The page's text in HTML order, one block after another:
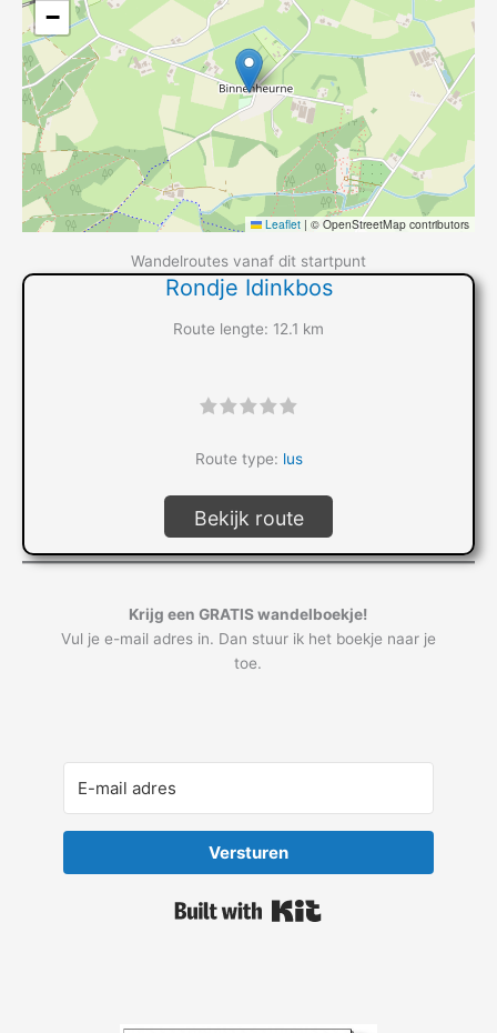
−
Leaflet | © OpenStreetMap contributors
Wandelroutes vanaf dit startpunt
Rondje Idinkbos
Route lengte: 12.1 km
Route type: lus
Bekijk route
Krijg een GRATIS wandelboekje!
Vul je e-mail adres in. Dan stuur ik het boekje naar je
toe.
Versturen